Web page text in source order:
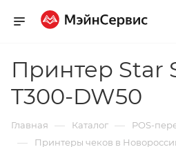
Принтер Star
T300-DW50
Главная — Каталог — POS-
— Принтеры чеков в